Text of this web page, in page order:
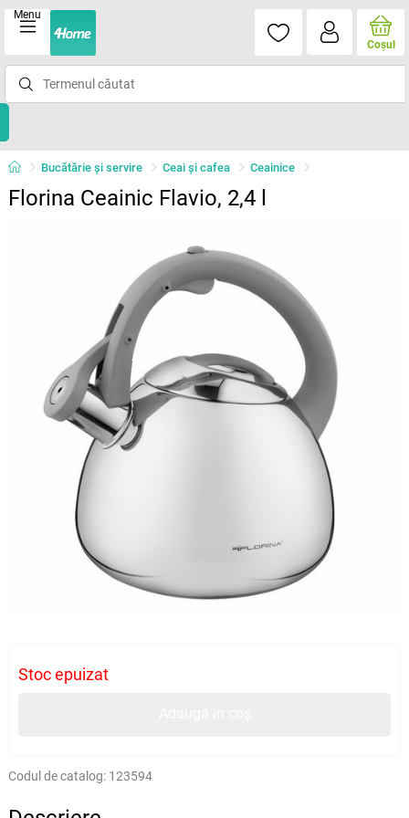
Menu
Coşul
Bucătărie și servire Ceai şi cafea Ceainice
Florina Ceainic Flavio, 2,4 l
Stoc epuizat
Codul de catalog: 123594